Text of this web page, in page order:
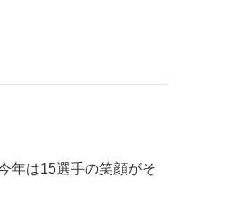
年は15選手の笑顔がそ